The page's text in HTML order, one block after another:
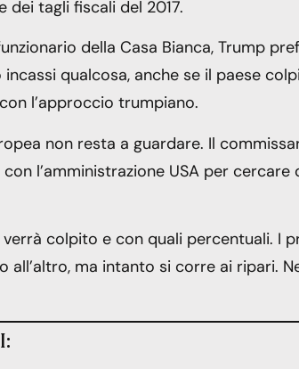
dei tagli fiscali del 2017.
della Casa Bianca, Trump
qualcosa, anche se il paese
l’approccio trumpiano.
non resta a guardare. Il
l’amministrazione USA per cercare
colpito e con quali percentuali. I
all’altro, ma intanto si corre ai ripari.